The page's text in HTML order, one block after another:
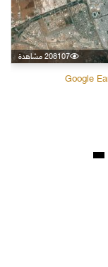
208107 مشاهدة